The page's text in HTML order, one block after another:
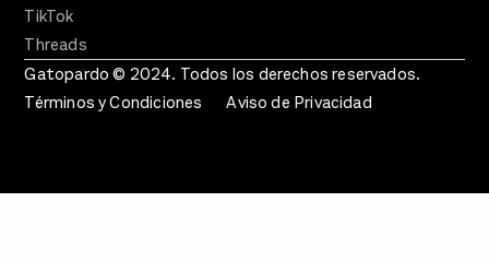
TikTok
Threads
Gatopardo © 2024. Todos los derechos reservados.
Términos y Condiciones
Aviso de Privacidad